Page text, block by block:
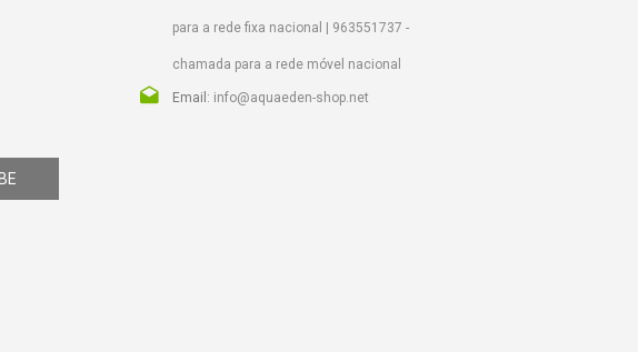
para a rede fixa nacional | 963551737 -
chamada para a rede móvel nacional
Email: info@aquaeden-shop.net